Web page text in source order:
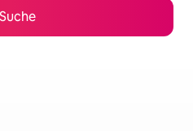
Suche